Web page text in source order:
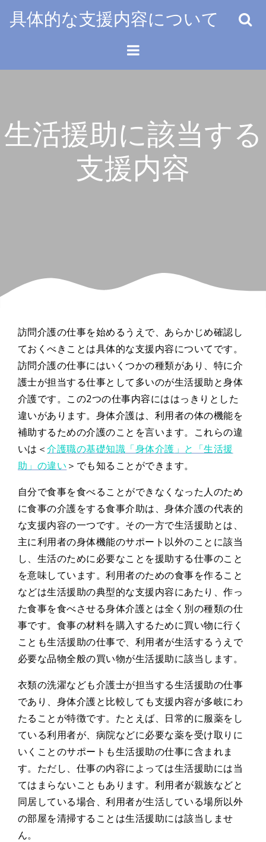
具体的な支援内容について
生活援助に該当する
支援内容
訪問介護の仕事を始めるうえで、あらかじめ確認し
ておくべきことは具体的な支援内容についてです。
訪問介護の仕事にはいくつかの種類があり、特に介
護士が担当する仕事として多いのが生活援助と身体
介護です。この2つの仕事内容にははっきりとした
違いがあります。身体介護は、利用者の体の機能を
補助するための介護のことを言います。これらの違
いは＜介護職の基礎知識「身体介護」と「生活援
助」の違い ＞でも知ることができます。
自分で食事を食べることができなくなった人のため
に食事の介護をする食事介助は、身体介護の代表的
な支援内容の一つです。その一方で生活援助とは、
主に利用者の身体機能のサポート以外のことに該当
し、生活のために必要なことを援助する仕事のこと
を意味しています。利用者のための食事を作ること
などは生活援助の典型的な支援内容にあたり、作っ
た食事を食べさせる身体介護とは全く別の種類の仕
事です。食事の材料を購入するために買い物に行く
ことも生活援助の仕事で、利用者が生活するうえで
必要な品物全般の買い物が生活援助に該当します。
衣類の洗濯なども介護士が担当する生活援助の仕事
であり、身体介護と比較しても支援内容が多岐にわ
たることが特徴です。たとえば、日常的に服薬をし
ている利用者が、病院などに必要な薬を受け取りに
いくことのサポートも生活援助の仕事に含まれま
す。ただし、仕事の内容によっては生活援助には当
てはまらないこともあります。利用者が親族などと
同居している場合、利用者が生活している場所以外
の部屋を清掃することは生活援助には該当しませ
ん。